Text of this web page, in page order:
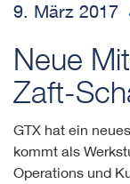
9. März 2017
Neue
Zaft-
GTX hat ein
kommt als
Operations und